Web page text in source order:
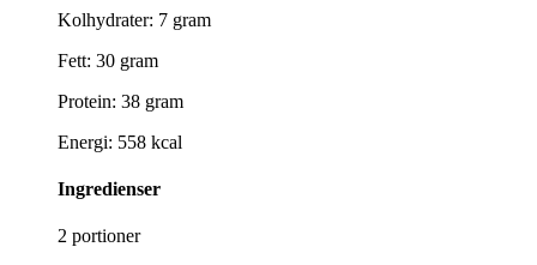
Kolhydrater: 7 gram
Fett: 30 gram
Protein: 38 gram
Energi: 558 kcal
Ingredienser
2 portioner